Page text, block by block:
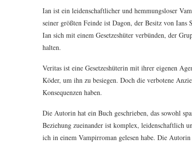
Ian ist ein leidenschaftlicher und hemmungsloser
seiner größten Feinde ist Dagon, der Besitz von
Ian sich mit einem Gesetzeshüter verbünden, der
halten.
Veritas ist eine Gesetzeshüterin mit ihrer eigenen
Köder, um ihn zu besiegen. Doch die verbotene
Konsequenzen haben.
Die Autorin hat ein Buch geschrieben, das sowohl
Beziehung zueinander ist komplex, leidenschaftlich
ich in einem Vampirroman gelesen habe. Die